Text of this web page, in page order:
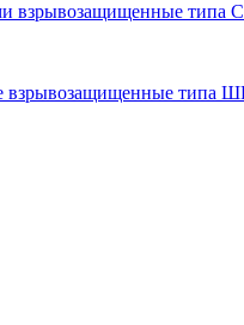
взрывозащищенные
взрывозащищенные типа